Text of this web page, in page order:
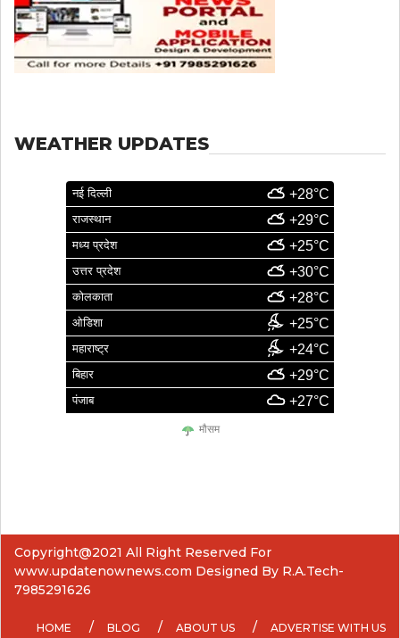
WEATHER UPDATES
नई दिल्ली +28°C
राजस्थान +29°C
मध्य प्रदेश +25°C
उत्तर प्रदेश +30°C
कोलकाता +28°C
ओडिशा +25°C
महाराष्ट्र +24°C
बिहार +29°C
पंजाब +27°C
मौसम
Copyright@2021 All Right Reserved For
www.updatenownews.com Designed By R.A.Tech-
7985291626
HOME BLOG ABOUT US ADVERTISE WITH US